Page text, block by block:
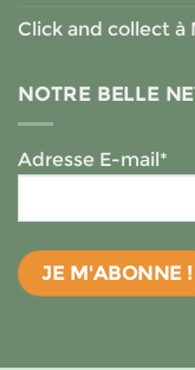
Click and collect à
NOTRE BELLE
Adresse E-mail*